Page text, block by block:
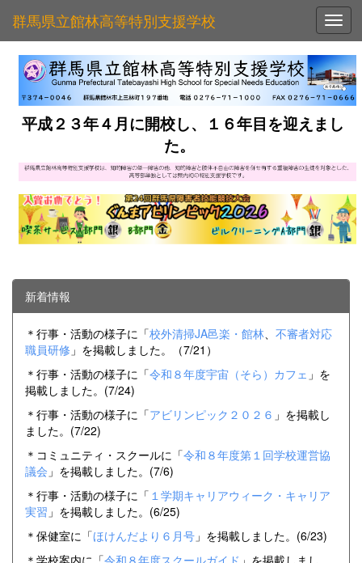
群馬県立館林高等特別支援学校
平成２３年４月に開校し、１６年目を迎えまし
た。
新着情報
＊行事・活動の様子に「校外清掃JA邑楽・館林、 不審者対応
職員研修 」を掲載しました。（7/21）
＊行事・活動の様子に「令和８年度宇宙（そら）カフェ 」を
掲載しました。(7/24)
＊行事・活動の様子に「アビリンピック２０２６ 」を掲載し
ました。(7/22)
＊コミュニティ・スクールに「令和８年度第１回学校運営協
議会 」を掲載しました。(7/6)
＊行事・活動の様子に「 １学期キャリアウィーク・キャリア
実習 」を掲載しました。(6/25)
＊保健室に「ほけんだより６月号 」を掲載しました。(6/23)